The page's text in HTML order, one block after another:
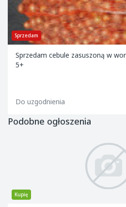
Sprzedam
Sprzedam cebule zasuszoną w
5+
Do uzgodnienia
Podobne ogłoszenia
Kupię